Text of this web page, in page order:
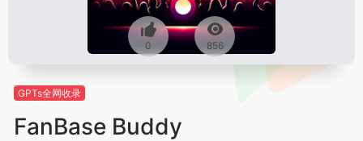
0 856
GPTs全网收录
FanBase Buddy